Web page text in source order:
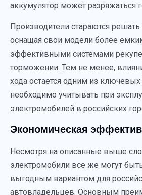
аккумулятор может разряжаться
Производители стараются решать
оснащая свои модели более
эффективными системами
торможении. Тем не менее,
хода остается одним из
необходимо учитывать при
электромобилей в российских
Экономическая
Несмотря на описанные выше
электромобили все же могут
выгодным вариантом для
автовладельцев. Основным